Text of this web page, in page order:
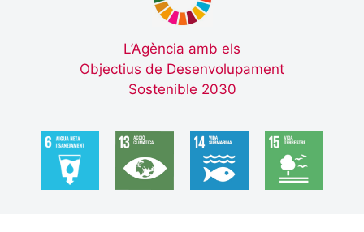
L’Agència amb els
Objectius de Desenvolupament
Sostenible 2030